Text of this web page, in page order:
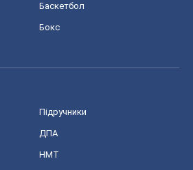
Баскетбол
Бокс
Підручники
ДПА
НМТ